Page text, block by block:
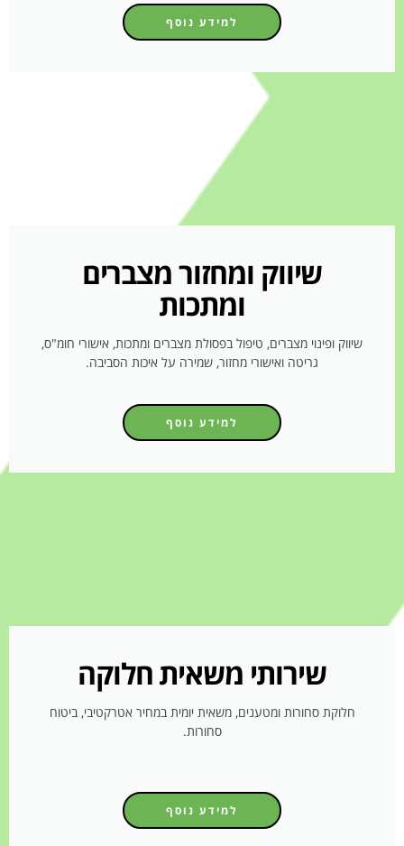
למידע נוסף
שיווק ומחזור מצברים
ומתכות
שיווק ופינוי מצברים, טיפול בפסולת מצברים ומתכות, אישורי חומ"ס,
גריטה ואישורי מחזור, שמירה על איכות הסביבה.
למידע נוסף
שירותי משאית חלוקה
חלוקת סחורות ומטענים, משאית יומית במחיר אטרקטיבי, ביטוח
סחורות.
למידע נוסף